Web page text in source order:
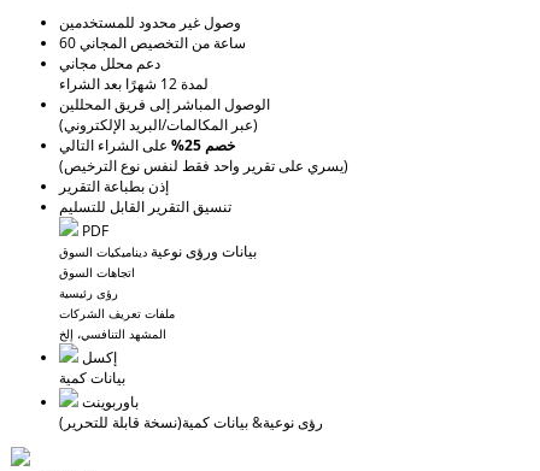
وصول غير محدود للمستخدمين
60 ساعة من التخصيص المجاني
دعم محلل مجاني
لمدة 12 شهرًا بعد الشراء
الوصول المباشر إلى فريق المحللين
(عبر المكالمات/البريد الإلكتروني)
خصم 25%
على الشراء التالي
(يسري على تقرير واحد فقط لنفس نوع الترخيص)
إذن بطباعة التقرير
تنسيق التقرير القابل للتسليم
PDF
بيانات ورؤى نوعية ديناميكيات السوق
اتجاهات السوق
رؤى رئيسية
ملفات تعريف الشركات
المشهد التنافسي، إلخ
إكسل
بيانات كمية
باوربوينت
رؤى نوعية& بيانات كمية(نسخة قابلة للتحرير)